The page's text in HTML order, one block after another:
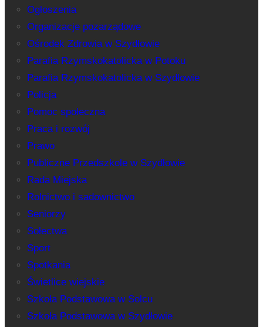
Ogłoszenia
Organizacje pozarządowe
Ośrodek Zdrowia w Szydłowie
Parafia Rzymskokatolicka w Potoku
Parafia Rzymskokatolicka w Szydłowie
Policja
Pomoc społeczna
Praca i rozwój
Prawo
Publiczne Przedszkole w Szydłowie
Rada Miejska
Rolnictwo i sadownictwo
Seniorzy
Sołectwa
Sport
Spotkania
Świetlice wiejskie
Szkoła Podstawowa w Solcu
Szkoła Podstawowa w Szydłowie